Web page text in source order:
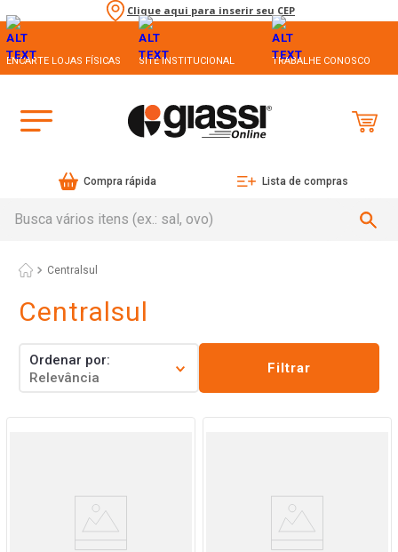
Clique aqui para inserir seu CEP
ENCARTE LOJAS FÍSICAS SITE INSTITUCIONAL TRABALHE CONOSCO
Compra rápida Lista de compras
Centralsul
Centralsul
Ordenar por
Relevância
Filtrar